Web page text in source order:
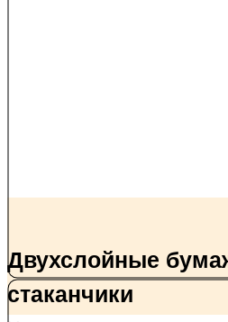
Двухслойные
стаканчики